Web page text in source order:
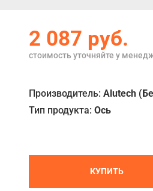
2 087 руб.
стоимость уточняйте у
Производитель:Alutech
Тип продукта:Ось
КУПИТЬ